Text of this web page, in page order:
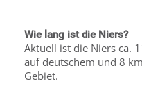
Wie lang ist die Niers?
Aktuell ist die Niers ca.
auf deutschem und 8
Gebiet.